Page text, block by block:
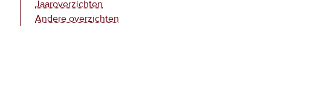
Jaaroverzichten
Andere overzichten